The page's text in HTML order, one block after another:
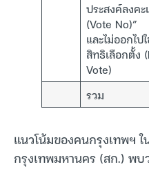
ประสงค์ลงค
(Vote No)”
และไม่ออกไป
สิทธิเลือกตั้ง
Vote)
รวม
แนวโน้มของคนกรุงเทพฯ
กรุงเทพมหานคร (สก.) พบ